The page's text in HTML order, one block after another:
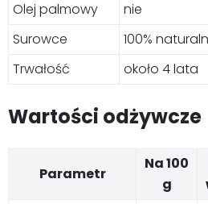
Olej palmowy
nie
Surowce
100%
Trwałość
około 4 lata
Wartości odżywcze
Parametr
Na 100
g